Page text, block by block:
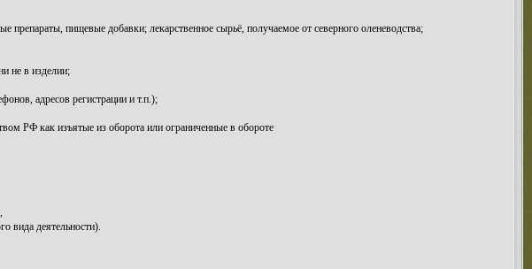
препараты, пищевые добавки; лекарственное сырьё, получаемое от северного оленеводства;
не в изделии;
адресов регистрации и т.п.);
РФ как изъятые из оборота или ограниченные в обороте
вида деятельности).